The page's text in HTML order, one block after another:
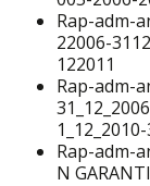
Rap-adm-
22006-
122011
Rap-adm-
Rap-adm-
N